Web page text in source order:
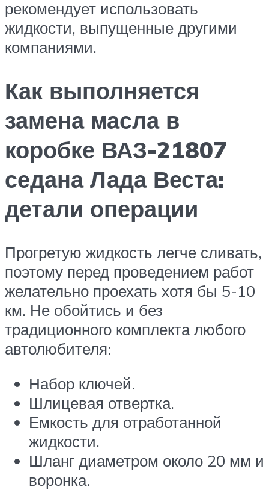
рекомендует использовать
жидкости, выпущенные другими
компаниями.
Как выполняется
замена масла в
коробке ВАЗ-21807
седана Лада Веста:
детали операции
Прогретую жидкость легче сливать,
поэтому перед проведением работ
желательно проехать хотя бы 5-10
км. Не обойтись и без
традиционного комплекта любого
автолюбителя:
Набор ключей.
Шлицевая отвертка.
Емкость для отработанной
жидкости.
Шланг диаметром около 20 мм и
воронка.